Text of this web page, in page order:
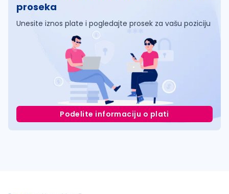
proseka
Unesite iznos plate i pogledajte prosek za vašu poziciju
Podelite informaciju o plati